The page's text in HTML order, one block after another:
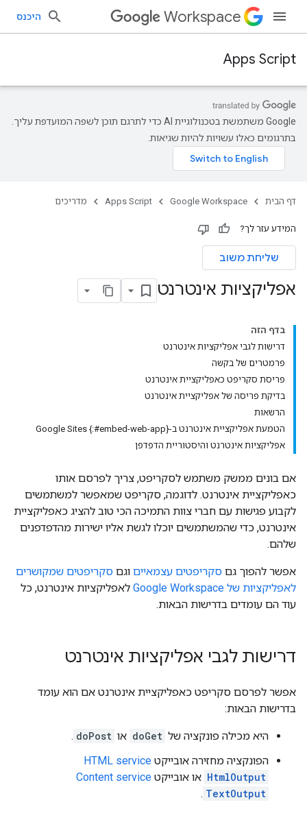
Workspace היכנס
Apps Script
‫Google משתמשת בטכנולוגיית AI כדי לתרגם תוכן לשפה המועדפת עליך.
בתרגומים כאלו עשויות להיות שגיאות.
דף הבית Google Workspace
Apps Script מדריכים
המידע עזר לך?
שליחת משוב
אפליקציות אינטרנט
בדף הזה
דרישות לגבי אפליקציות אינטרנט
פרמטרים של בקשה
פריסת סקריפט כאפליקציית אינטרנט
בדיקת פריסה של אפליקציית אינטרנט
הרשאות
הטמעת אפליקציית אינטרנט ב-Google Sites {:#embed-web-app}
אפליקציות אינטרנט והיסטוריית הדפדפן
אם בונים ממשק משתמש לסקריפט, צריך לפרסם אותו
כאפליקציית אינטרנט. לדוגמה, סקריפט שמאפשר למשתמשים
לקבוע פגישות עם חברי צוות התמיכה הכי טוב להציג כאפליקציית
אינטרנט, כדי שהמשתמשים יוכלו לגשת אליו ישירות מהדפדפנים
שלהם.
אפשר להפוך גם סקריפטים עצמאיים וגם סקריפטים שמקושרים
לאפליקציות של Google Workspace
לאפליקציות אינטרנט, כל
עוד הם עומדים בדרישות הבאות.
דרישות לגבי אפליקציות אינטרנט
אפשר לפרסם סקריפט כאפליקציית אינטרנט אם הוא עומד
בדרישות הבאות:
היא מכילה פונקציה של doGet או doPost
.
הפונקציה מחזירה אובייקט HTML service
HtmlOutput או אובייקט Content service
TextOutput
.